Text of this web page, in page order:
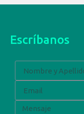
Escríbanos